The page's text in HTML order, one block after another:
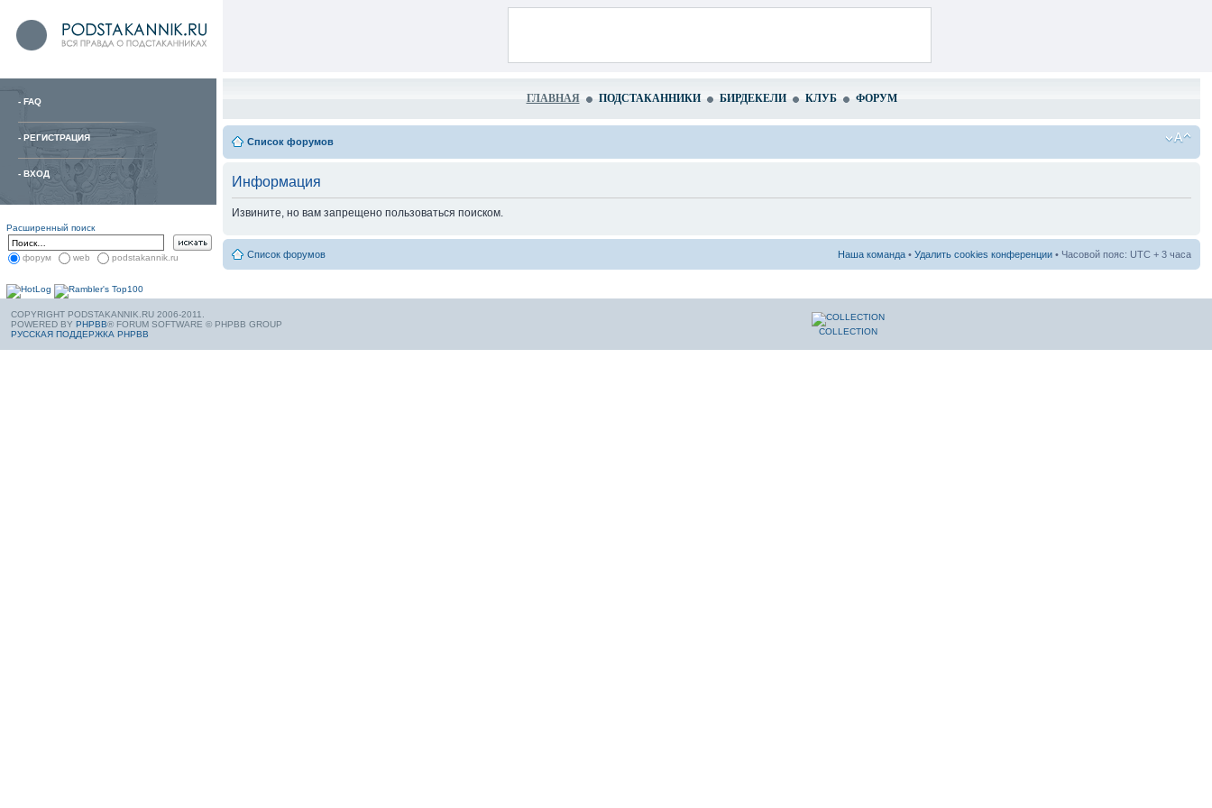
- FAQ
- РЕГИСТРАЦИЯ
- ВХОД
Расширенный поиск
форум web podstakannik.ru
ГЛАВНАЯ ПОДСТАКАННИКИ БИРДЕКЕЛИ КЛУБ ФОРУМ
Список форумов
Информация
Извините, но вам запрещено пользоваться поиском.
Список форумов Наша команда • Удалить cookies конференции • Часовой пояс: UTC + 3 часа
COPYRIGHT PODSTAKANNIK.RU 2006-2011.
POWERED BY PHPBB® FORUM SOFTWARE © PHPBB GROUP
РУССКАЯ ПОДДЕРЖКА PHPBB
COLLECTION